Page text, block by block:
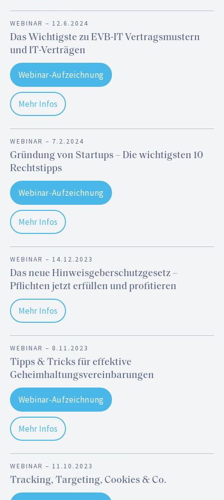
WEBINAR – 12.6.2024
Das Wichtigste zu EVB-IT Vertragsmustern
und IT-Verträgen
Webinar-Aufzeichnung
Mehr Infos
WEBINAR – 7.2.2024
Gründung von Startups – Die wichtigsten 10
Rechtstipps
Webinar-Aufzeichnung
Mehr Infos
WEBINAR – 14.12.2023
Das neue Hinweisgeberschutzgesetz –
Pflichten jetzt erfüllen und profitieren
Mehr Infos
WEBINAR – 8.11.2023
Tipps & Tricks für effektive
Geheimhaltungsvereinbarungen
Webinar-Aufzeichnung
Mehr Infos
WEBINAR – 11.10.2023
Tracking, Targeting, Cookies & Co.